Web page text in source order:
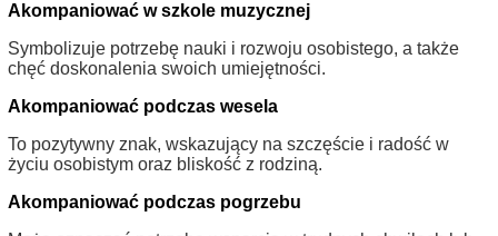
Akompaniować w szkole muzycznej
Symbolizuje potrzebę nauki i rozwoju osobistego, a także
chęć doskonalenia swoich umiejętności.
Akompaniować podczas wesela
To pozytywny znak, wskazujący na szczęście i radość w
życiu osobistym oraz bliskość z rodziną.
Akompaniować podczas pogrzebu